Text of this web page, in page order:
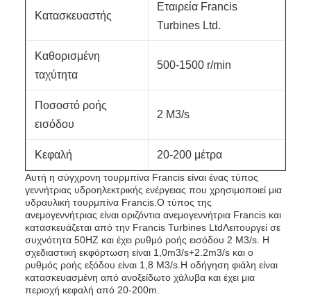
Κατασκευαστής
Εταιρεία Francis
Turbines Ltd.
Καθορισμένη
ταχύτητα
500-1500 r/min
Ποσοστό ροής
εισόδου
2 M3/s
Κεφαλή 20-200 μέτρα
Αυτή η σύγχρονη τουρμπίνα Francis είναι ένας τύπος
γεννήτριας υδροηλεκτρικής ενέργειας που χρησιμοποιεί μια
υδραυλική τουρμπίνα Francis.Ο τύπος της
ανεμογεννήτριας είναι οριζόντια ανεμογεννήτρια Francis και
κατασκευάζεται από την Francis Turbines LtdΛειτουργεί σε
συχνότητα 50HZ και έχει ρυθμό ροής εισόδου 2 M3/s. Η
σχεδιαστική εκφόρτωση είναι 1,0m3/s+2.2m3/s και ο
ρυθμός ροής εξόδου είναι 1,8 M3/s.Η οδήγηση φιάλη είναι
κατασκευασμένη από ανοξείδωτο χάλυβα και έχει μια
περιοχή κεφαλή από 20-200m.